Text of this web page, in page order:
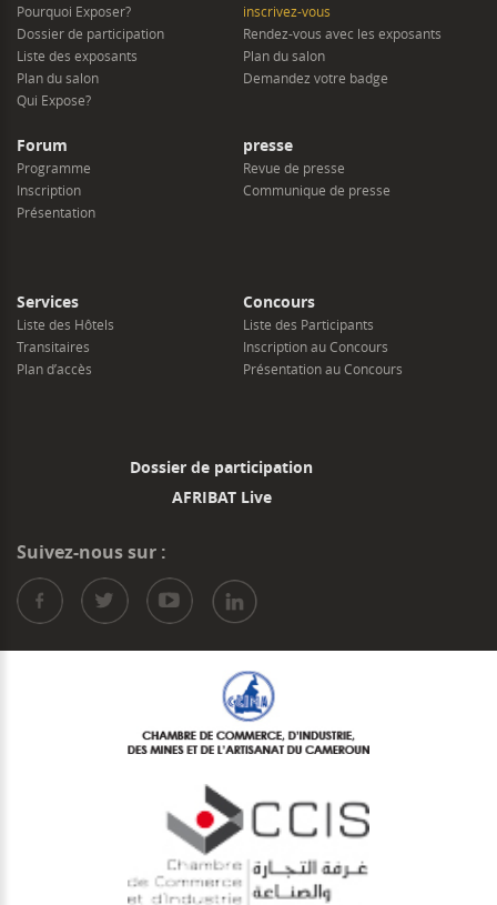
Qui Expose?
Pourquoi Exposer?
Dossier de participation
Liste des exposants
Plan du salon
Demandez votre badge
inscrivez-vous
Rendez-vous avec les exposants
Plan du salon
Forum
Présentation
Programme
Inscription
presse
Communique de presse
Revue de presse
Services
Plan d’accès
Liste des Hôtels
Transitaires
Concours
Présentation au Concours
Liste des Participants
Inscription au Concours
Dossier de participation
AFRIBAT Live
Suivez-nous sur :